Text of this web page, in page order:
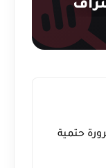
حتمية